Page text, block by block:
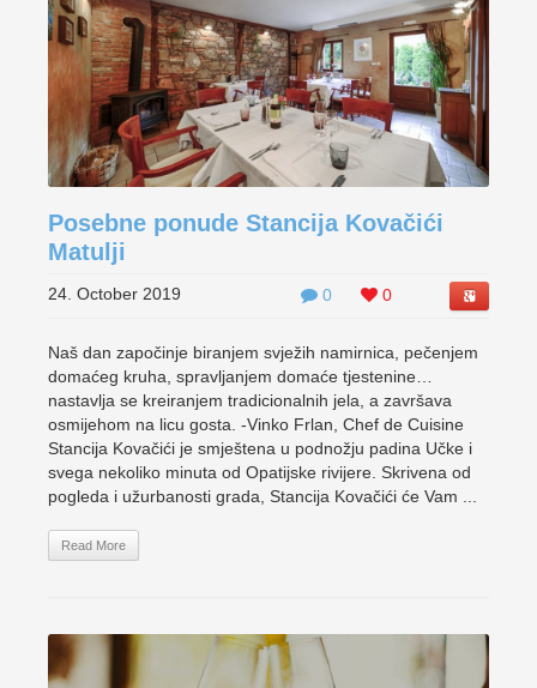
Posebne ponude Stancija Kovačići
Matulji
0 0
24. October 2019
Naš dan započinje biranjem svježih namirnica, pečenjem
domaćeg kruha, spravljanjem domaće tjestenine…
nastavlja se kreiranjem tradicionalnih jela, a završava
osmijehom na licu gosta. -Vinko Frlan, Chef de Cuisine
Stancija Kovačići je smještena u podnožju padina Učke i
svega nekoliko minuta od Opatijske rivijere. Skrivena od
pogleda i užurbanosti grada, Stancija Kovačići će Vam ...
Read More